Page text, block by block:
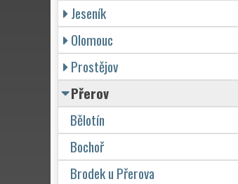
Jeseník
Olomouc
Prostějov
Přerov
Bělotín
Bochoř
Brodek u Přerova